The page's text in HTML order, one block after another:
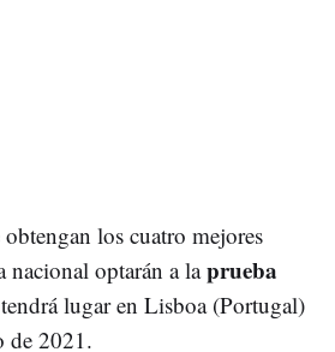
los cuatro mejores
nacional optarán a laprueba
lugar en Lisboa (Portugal)
de 2021.